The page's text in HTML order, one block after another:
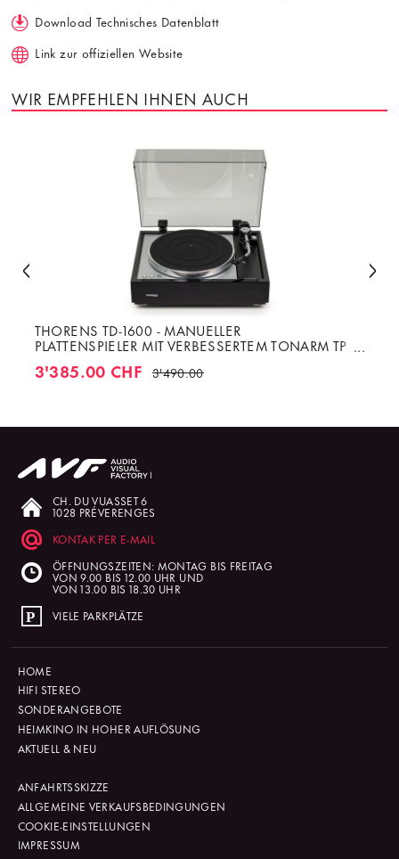
Download Technisches Datenblatt
Link zur offiziellen Website
WIR EMPFEHLEN IHNEN AUCH
THORENS TD-1600 - MANUELLER
PLATTENSPIELER MIT VERBESSERTEM TONARM TP
3'385.00 CHF 3'490.00
CH. DU VUASSET 6
1028 PRÉVERENGES
KONTAK PER E-MAIL
ÖFFNUNGSZEITEN: MONTAG BIS FREITAG
VON 9.00 BIS 12.00 UHR UND
VON 13.00 BIS 18.30 UHR
VIELE PARKPLÄTZE
HOME
HIFI STEREO
SONDERANGEBOTE
HEIMKINO IN HOHER AUFLÖSUNG
AKTUELL & NEU
ANFAHRTSSKIZZE
ALLGEMEINE VERKAUFSBEDINGUNGEN
COOKIE-EINSTELLUNGEN
IMPRESSUM